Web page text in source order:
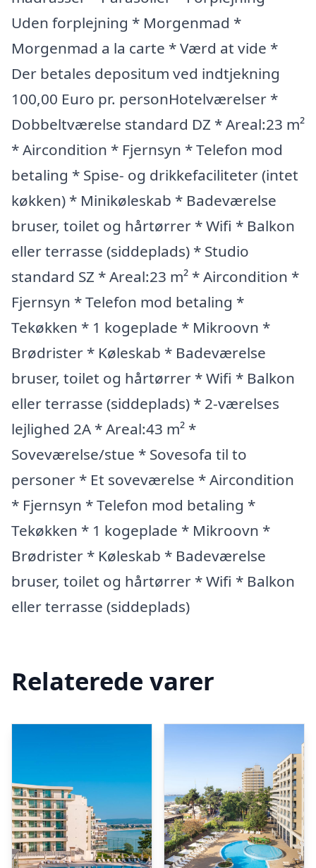
Uden forplejning * Morgenmad *
Morgenmad a la carte * Værd at vide *
Der betales depositum ved indtjekning
100,00 Euro pr. personHotelværelser *
Dobbeltværelse standard DZ * Areal:23 m²
* Aircondition * Fjernsyn * Telefon mod
betaling * Spise- og drikkefaciliteter (intet
køkken) * Minikøleskab * Badeværelse
bruser, toilet og hårtørrer * Wifi * Balkon
eller terrasse (siddeplads) * Studio
standard SZ * Areal:23 m² * Aircondition *
Fjernsyn * Telefon mod betaling *
Tekøkken * 1 kogeplade * Mikroovn *
Brødrister * Køleskab * Badeværelse
bruser, toilet og hårtørrer * Wifi * Balkon
eller terrasse (siddeplads) * 2-værelses
lejlighed 2A * Areal:43 m² *
Soveværelse/stue * Sovesofa til to
personer * Et soveværelse * Aircondition
* Fjernsyn * Telefon mod betaling *
Tekøkken * 1 kogeplade * Mikroovn *
Brødrister * Køleskab * Badeværelse
bruser, toilet og hårtørrer * Wifi * Balkon
eller terrasse (siddeplads)
Relaterede varer